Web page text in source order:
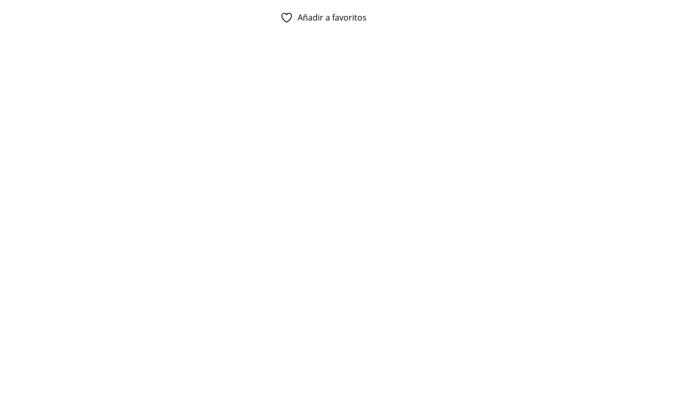
Añadir a favoritos